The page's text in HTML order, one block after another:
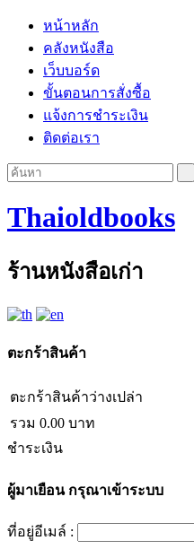
หน้าหลัก
คลังหนังสือ
เว็บบอร์ด
ขั้นตอนการสั่งซื้อ
แจ้งการชำระเงิน
ติดต่อเรา
Thaioldbooks
ร้านหนังสือเก่า
ตะกร้าสินค้า
ตะกร้าสินค้าว่างเปล่า
รวม 0.00 บาท
ชำระเงิน
ผู้มาเยือนกรุณาเข้าระบบ
ที่อยู่อีเมล์ :